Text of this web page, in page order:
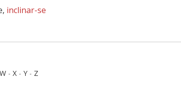
inclinar-se
W - X - Y - Z